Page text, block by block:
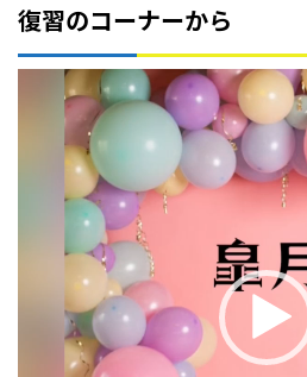
復習のコーナーから